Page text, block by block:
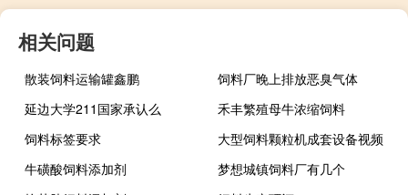
相关问题
散装饲料运输罐鑫鹏
饲料厂晚上排放恶臭气体
延边大学211国家承认么
禾丰繁殖母牛浓缩饲料
饲料标签要求
大型饲料颗粒机成套设备视频
牛磺酸饲料添加剂
梦想城镇饲料厂有几个